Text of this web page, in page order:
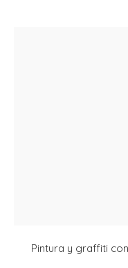
Pintura y graffiti